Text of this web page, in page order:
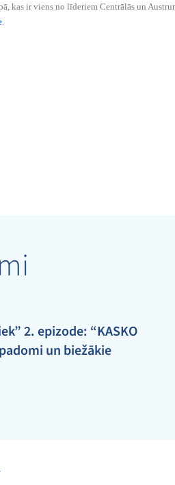
kas ir viens no līderiem Centrālās un
.
2. epizode: “KASKO
un biežākie